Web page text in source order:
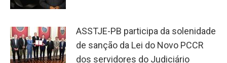
ASSTJE-PB participa da solenidade
de sanção da Lei do Novo PCCR
dos servidores do Judiciário